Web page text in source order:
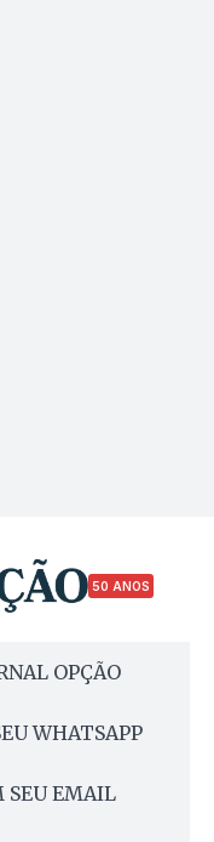
50 ANOS
OPÇÃO
WHATSAPP
SEU EMAIL